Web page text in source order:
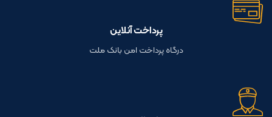
پرداخت آنلاین
درگاه پرداخت امن بانک ملت